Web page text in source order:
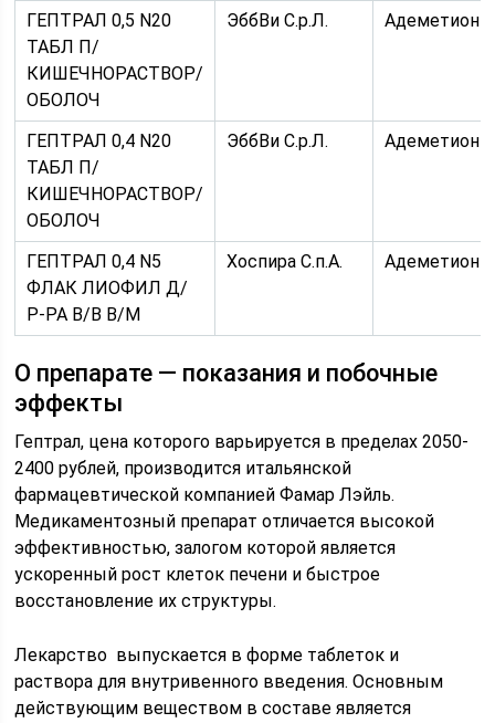
ГЕПТРАЛ 0,5 N20
ТАБЛ П/
КИШЕЧНОРАСТВОР/
ОБОЛОЧ
ЭббВи С.р.Л.
ГЕПТРАЛ 0,4 N20
ТАБЛ П/
КИШЕЧНОРАСТВОР/
ОБОЛОЧ
ЭббВи С.р.Л.
ГЕПТРАЛ 0,4 N5
ФЛАК ЛИОФИЛ Д/
Р-РА В/В В/М
Хоспира С.п.А.
О препарате — показания и побочные
эффекты
Гептрал, цена которого варьируется в пределах 2050-
2400 рублей, производится итальянской
фармацевтической компанией Фамар Лэйль.
Медикаментозный препарат отличается высокой
эффективностью, залогом которой является
ускоренный рост клеток печени и быстрое
восстановление их структуры.
Лекарство выпускается в форме таблеток и
раствора для внутривенного введения. Основным
действующим веществом в составе является